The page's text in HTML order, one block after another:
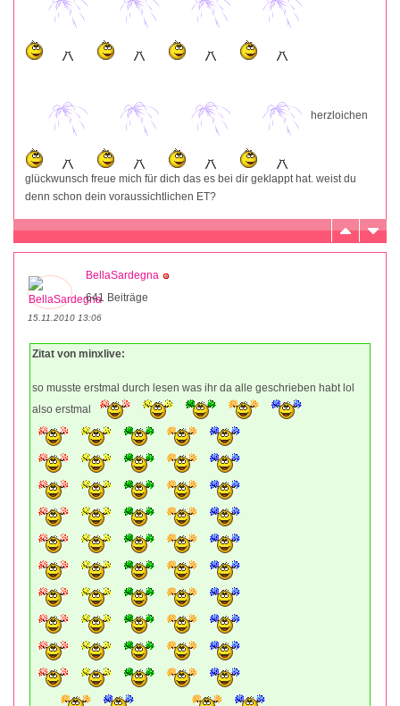
herzloichen
glückwunsch freue mich für dich das es bei dir geklappt hat. weist du
denn schon dein voraussichtlichen ET?
BellaSardegna
641 Beiträge
15.11.2010 13:06
Zitat von minxlive:
so musste erstmal durch lesen was ihr da alle geschrieben habt lol
also erstmal